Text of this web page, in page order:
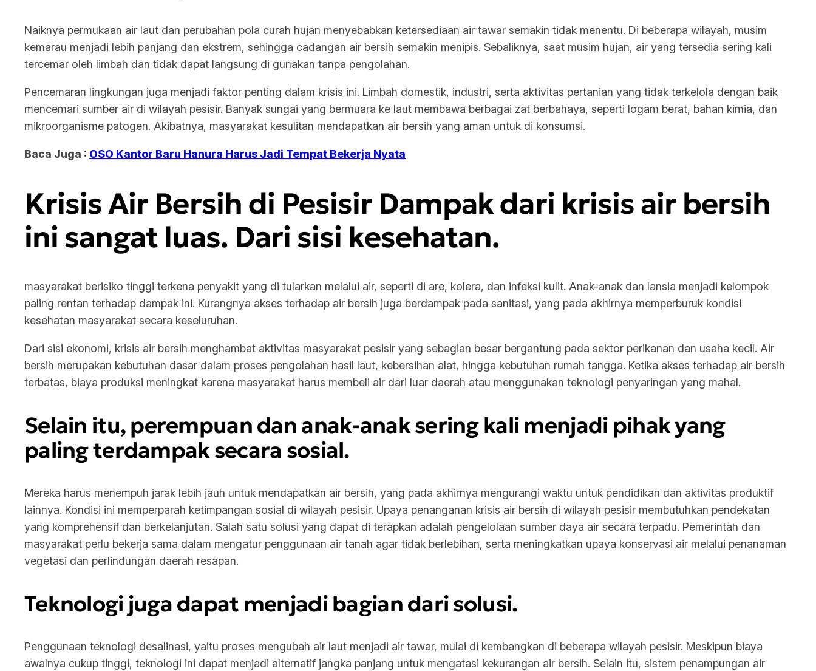
Naiknya permukaan air laut dan perubahan pola curah hujan menyebabkan ketersediaan air tawar semakin tidak menentu. Di beberapa wilayah, musim
kemarau menjadi lebih panjang dan ekstrem, sehingga cadangan air bersih semakin menipis. Sebaliknya, saat musim hujan, air yang tersedia sering kali
tercemar oleh limbah dan tidak dapat langsung di gunakan tanpa pengolahan.
Pencemaran lingkungan juga menjadi faktor penting dalam krisis ini. Limbah domestik, industri, serta aktivitas pertanian yang tidak terkelola dengan baik
mencemari sumber air di wilayah pesisir. Banyak sungai yang bermuara ke laut membawa berbagai zat berbahaya, seperti logam berat, bahan kimia, dan
mikroorganisme patogen. Akibatnya, masyarakat kesulitan mendapatkan air bersih yang aman untuk di konsumsi.
Baca Juga : OSO Kantor Baru Hanura Harus Jadi Tempat Bekerja Nyata
Krisis Air Bersih di Pesisir Dampak dari krisis air bersih
ini sangat luas. Dari sisi kesehatan.
masyarakat berisiko tinggi terkena penyakit yang di tularkan melalui air, seperti di are, kolera, dan infeksi kulit. Anak-anak dan lansia menjadi kelompok
paling rentan terhadap dampak ini. Kurangnya akses terhadap air bersih juga berdampak pada sanitasi, yang pada akhirnya memperburuk kondisi
kesehatan masyarakat secara keseluruhan.
Dari sisi ekonomi, krisis air bersih menghambat aktivitas masyarakat pesisir yang sebagian besar bergantung pada sektor perikanan dan usaha kecil. Air
bersih merupakan kebutuhan dasar dalam proses pengolahan hasil laut, kebersihan alat, hingga kebutuhan rumah tangga. Ketika akses terhadap air bersih
terbatas, biaya produksi meningkat karena masyarakat harus membeli air dari luar daerah atau menggunakan teknologi penyaringan yang mahal.
Selain itu, perempuan dan anak-anak sering kali menjadi pihak yang
paling terdampak secara sosial.
Mereka harus menempuh jarak lebih jauh untuk mendapatkan air bersih, yang pada akhirnya mengurangi waktu untuk pendidikan dan aktivitas produktif
lainnya. Kondisi ini memperparah ketimpangan sosial di wilayah pesisir. Upaya penanganan krisis air bersih di wilayah pesisir membutuhkan pendekatan
yang komprehensif dan berkelanjutan. Salah satu solusi yang dapat di terapkan adalah pengelolaan sumber daya air secara terpadu. Pemerintah dan
masyarakat perlu bekerja sama dalam mengatur penggunaan air tanah agar tidak berlebihan, serta meningkatkan upaya konservasi air melalui penanaman
vegetasi dan perlindungan daerah resapan.
Teknologi juga dapat menjadi bagian dari solusi.
Penggunaan teknologi desalinasi, yaitu proses mengubah air laut menjadi air tawar, mulai di kembangkan di beberapa wilayah pesisir. Meskipun biaya
awalnya cukup tinggi, teknologi ini dapat menjadi alternatif jangka panjang untuk mengatasi kekurangan air bersih. Selain itu, sistem penampungan air